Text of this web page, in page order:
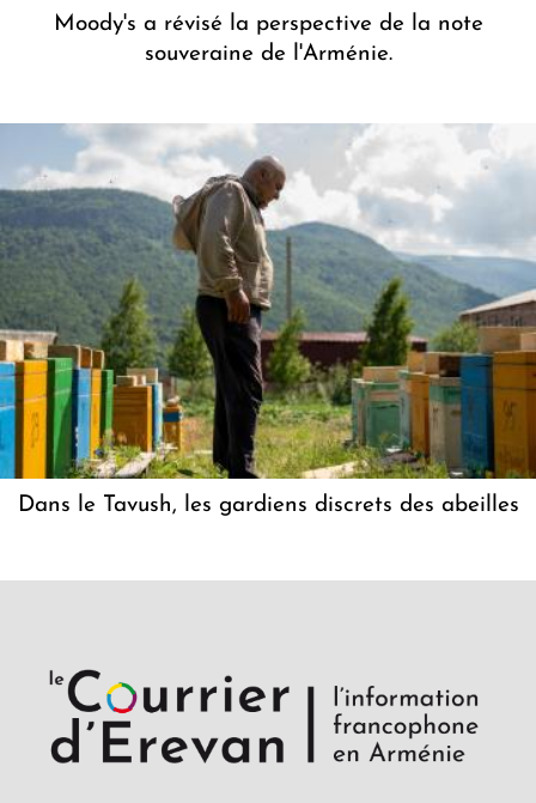
Moody's a révisé la perspective de la note
souveraine de l'Arménie.
Dans le Tavush, les gardiens discrets des abeilles